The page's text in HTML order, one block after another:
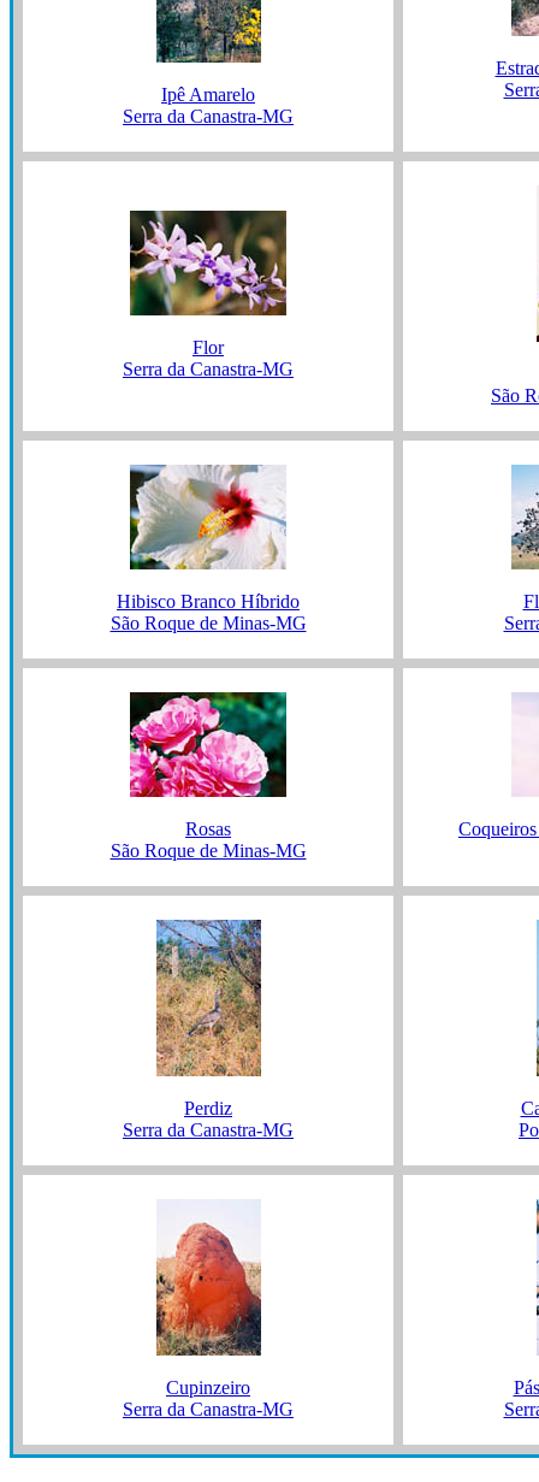
Ipê Amarelo
Serra da Canastra-MG
Flor
Serra da Canastra-MG
São
Hibisco Branco Híbrido
São Roque de Minas-MG
Rosas
São Roque de Minas-MG
Perdiz
Serra da Canastra-MG
Cupinzeiro
Serra da Canastra-MG